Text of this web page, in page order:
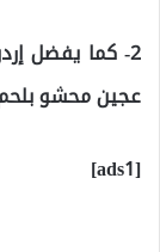
2- كما يفضل
عجين محشو بلحم
[ads1]